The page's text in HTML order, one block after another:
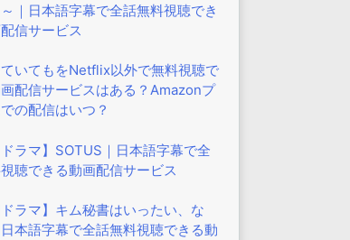
｜日本語字幕で全話無料視聴でき
信サービス
いてもをNetflix以外で無料視聴で
配信サービスはある？Amazonプ
の配信はいつ？
ドラマ】SOTUS｜日本語字幕で全
聴できる動画配信サービス
ドラマ】キム秘書はいったい、な
本語字幕で全話無料視聴できる動